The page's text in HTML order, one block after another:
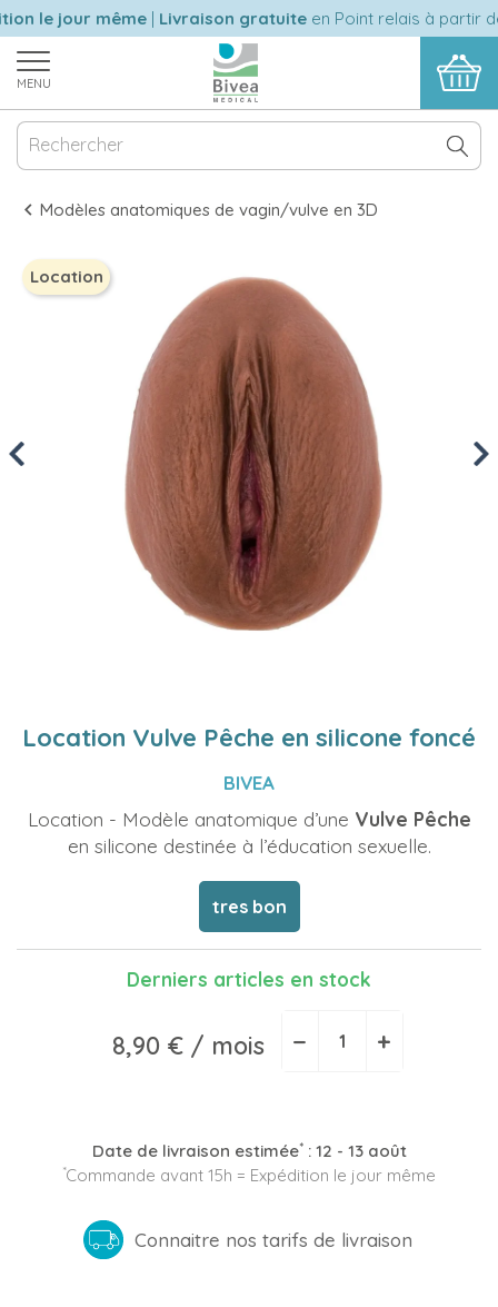
le jour même|Livraison gratuiteen Point relais à partir de
MENU
Modèles anatomiques de vagin/vulve en 3D
Location
Previous
Location Vulve Pêche en silicone foncé
BIVEA
Location - Modèle anatomique d’une Vulve Pêche
en silicone destinée à l’éducation sexuelle.
tres bon
Derniers articles en stock
8,90 €/ mois − +
Date de livraison estimée*: 12 - 13 août
*Commande avant 15h = Expédition le jour même
Connaitre nos tarifs de livraison